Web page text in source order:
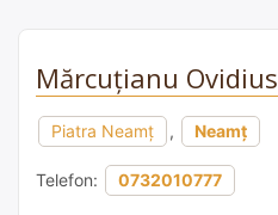
Mărcuțianu Ovidius
Piatra Neamț , Neamț
Telefon: 0732010777